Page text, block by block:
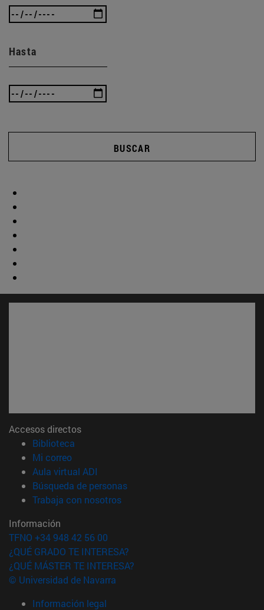
Hasta
BUSCAR
Accesos directos
Biblioteca
Mi correo(abre en nueva ventana)
Aula virtual ADI
Búsqueda de personas(abre en nueva ventana)
Trabaja con nosotros(abre en nueva ventana)
Información
TFNO +34 948 42 56 00
¿QUÉ GRADO TE INTERESA?
¿QUÉ MÁSTER TE INTERESA?
© Universidad de Navarra
Información legal